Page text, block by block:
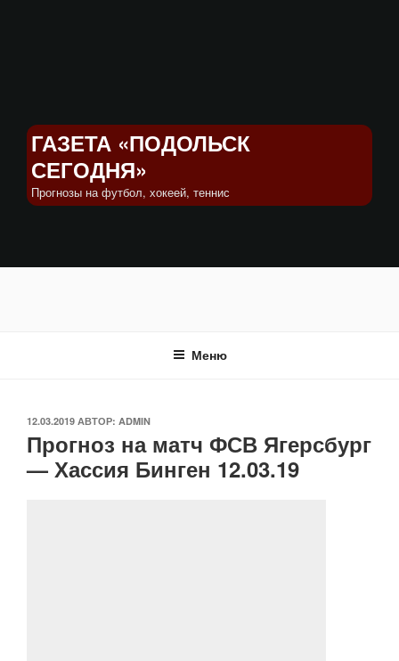
ГАЗЕТА «ПОДОЛЬСК
СЕГОДНЯ»
Прогнозы на футбол, хокеей, теннис
Меню
ОПУБЛИКОВАНО
12.03.2019 АВТОР: ADMIN
Прогноз на матч ФСВ Ягерсбург
— Хассия Бинген 12.03.19